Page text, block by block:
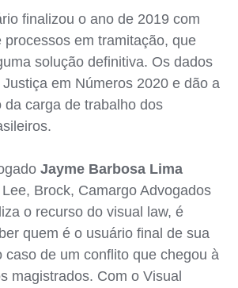
finalizou o ano de 2019 com
processos em tramitação, que
solução definitiva. Os dados
em Números 2020 e dão a
da carga de trabalho dos
Jayme Barbosa Lima
Brock, Camargo Advogados
o recurso do visual law, é
quem é o usuário final de sua
caso de um conflito que chegou à
magistrados. Com o Visual